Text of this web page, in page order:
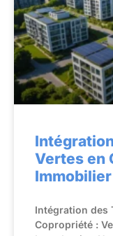
Vertes en
Intégration des
Copropriété :